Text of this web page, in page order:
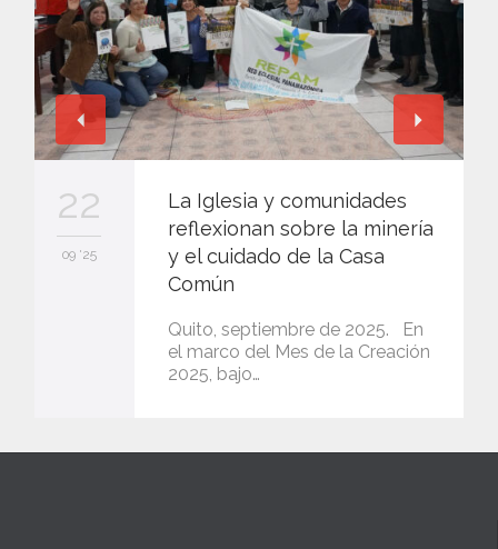
22
09 '25
La Iglesia y comunidades
reflexionan sobre la minería
y el cuidado de la Casa
Común
Quito, septiembre de 2025. En
el marco del Mes de la Creación
2025, bajo…